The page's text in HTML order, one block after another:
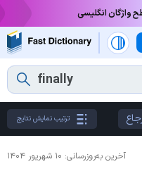
واژگان انگلیسی
ترتیب نمایش نتایج
آخرین به‌روزرسانی: ۱۰ شهریور ۱۴۰۴